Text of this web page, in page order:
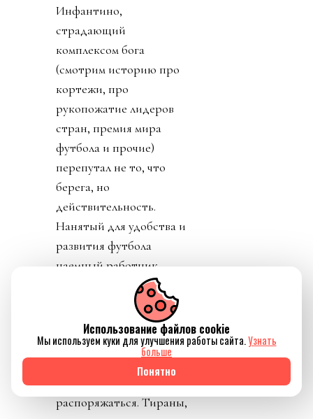
Инфантино,
страдающий
комплексом бога
(смотрим историю про
кортежи, про
рукопожатие лидеров
стран, премия мира
футбола и прочие)
перепутал не то, что
берега, но
действительность.
Нанятый для удобства и
развития футбола
наемный работник
вообразил, что он и есть
футбол. Что он изобрел
футбол и является
единственным
«продукта». И может им
распоряжаться. Тираны,
Использование файлов cookie
Мы используем куки для улучшения работы сайта.Узнать
больше
Понятно